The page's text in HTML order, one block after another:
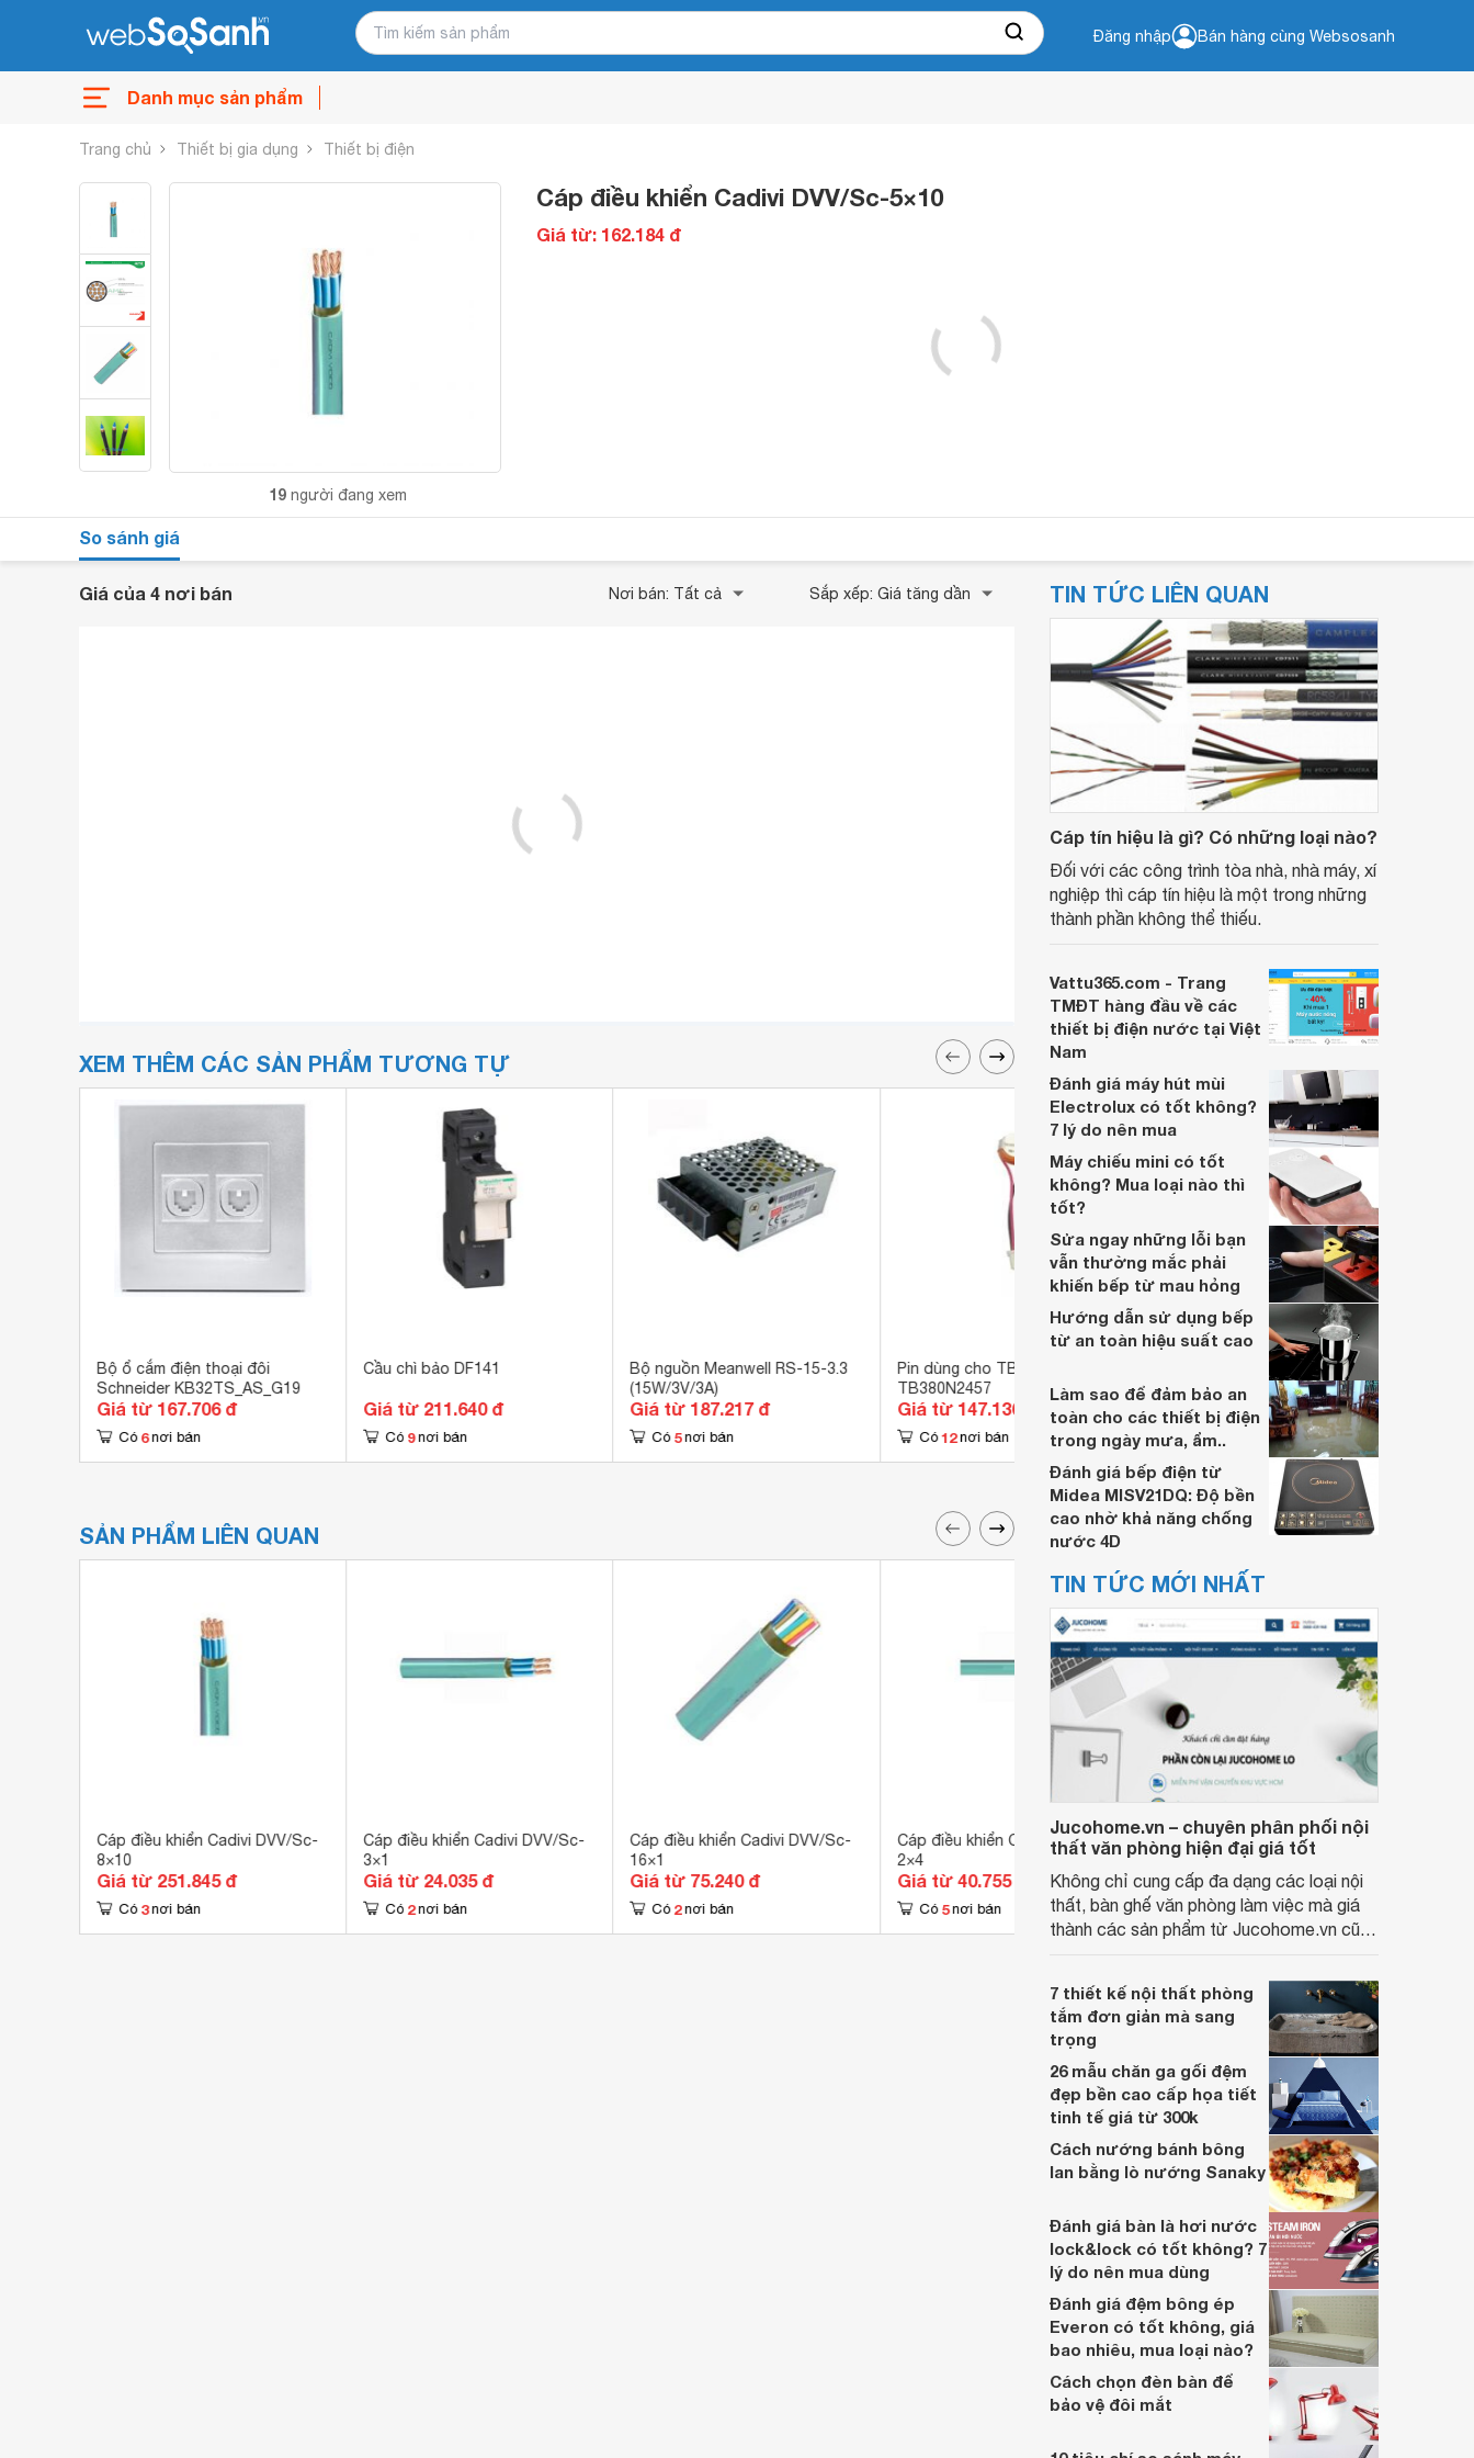
Đăng nhập Bán hàng cùng Websosanh
Danh mục sản phẩm
Trang chủ Thiết bị gia dụng Thiết bị điện
19 người đang xem
Cáp điều khiển Cadivi DVV/Sc-5×10
Giá từ: 162.184 đ
So sánh giá
Giá của 4 nơi bán Nơi bán: Tất cả Sắp xếp: Giá tăng dần
XEM THÊM CÁC SẢN PHẨM TƯƠNG TỰ
Bộ ổ cắm điện thoại đôi
Schneider KB32TS_AS_G19
Giá từ 167.706 đ
Có 6 nơi bán
Cầu chì bảo DF141
Giá từ 211.640 đ
Có 9 nơi bán
Bộ nguồn Meanwell RS-15-3.3
(15W/3V/3A)
Giá từ 187.217 đ
Có 5 nơi bán
Pin dùng cho TB118 Panasonic
TB380N2457
Giá từ 147.136 đ
Có 12 nơi bán
Cáp trung thế 1 lõi có màn chắn
kim loại có giáp sợi bảo vệ 24kV
CADIVI CV CXV/S/AWA 25
Giá từ 163.438 đ
Có 3
SẢN PHẨM LIÊN QUAN
Cáp điều khiển Cadivi DVV/Sc-
8×10
Giá từ 251.845 đ
Có 3 nơi bán
Cáp điều khiển Cadivi DVV/Sc-
3×1
Giá từ 24.035 đ
Có 2 nơi bán
Cáp điều khiển Cadivi DVV/Sc-
16×1
Giá từ 75.240 đ
Có 2 nơi bán
Cáp điều khiển Cadivi DVV/Sc-
2×4
Giá từ 40.755 đ
Có 5 nơi bán
Cáp điều khiển Cadivi DVV/Sc-
3×4
Giá từ 53.295 đ
Có 2 nơi bán
TIN TỨC LIÊN QUAN
Cáp tín hiệu là gì? Có những loại nào?
Đối với các công trình tòa nhà, nhà máy, xí
nghiệp thì cáp tín hiệu là một trong những
thành phần không thể thiếu.
Vattu365.com - Trang
TMĐT hàng đầu về các
thiết bị điện nước tại Việt
Nam
Đánh giá máy hút mùi
Electrolux có tốt không?
7 lý do nên mua
Máy chiếu mini có tốt
không? Mua loại nào thì
tốt?
Sửa ngay những lỗi bạn
vẫn thường mắc phải
khiến bếp từ mau hỏng
Hướng dẫn sử dụng bếp
từ an toàn hiệu suất cao
Làm sao để đảm bảo an
toàn cho các thiết bị điện
trong ngày mưa, ẩm..
Đánh giá bếp điện từ
Midea MISV21DQ: Độ bền
cao nhờ khả năng chống
nước 4D
TIN TỨC MỚI NHẤT
Jucohome.vn – chuyên phân phối nội
thất văn phòng hiện đại giá tốt
Không chỉ cung cấp đa dạng các loại nội
thất, bàn ghế văn phòng làm việc mà giá
thành các sản phẩm từ Jucohome.vn cũng
7 thiết kế nội thất phòng
tắm đơn giản mà sang
trọng
26 mẫu chăn ga gối đệm
đẹp bền cao cấp họa tiết
tinh tế giá từ 300k
Cách nướng bánh bông
lan bằng lò nướng Sanaky
Đánh giá bàn là hơi nước
lock&lock có tốt không? 7
lý do nên mua dùng
Đánh giá đệm bông ép
Everon có tốt không, giá
bao nhiêu, mua loại nào?
Cách chọn đèn bàn để
bảo vệ đôi mắt